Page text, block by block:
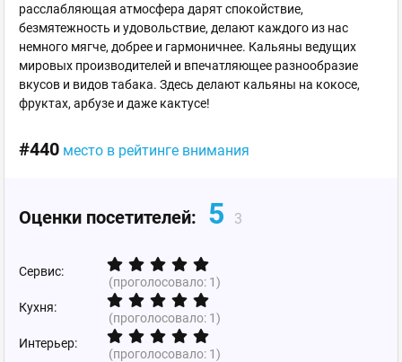
расслабляющая атмосфера дарят спокойствие,
безмятежность и удовольствие, делают каждого из нас
немного мягче, добрее и гармоничнее. Кальяны ведущих
мировых производителей и впечатляющее разнообразие
вкусов и видов табака. Здесь делают кальяны на кокосе,
фруктах, арбузе и даже кактусе!
#440 место в рейтинге внимания
Оценки посетителей: 5 3
Сервис:
(проголосовало: 1)
Кухня:
(проголосовало: 1)
Интерьер:
(проголосовало: 1)